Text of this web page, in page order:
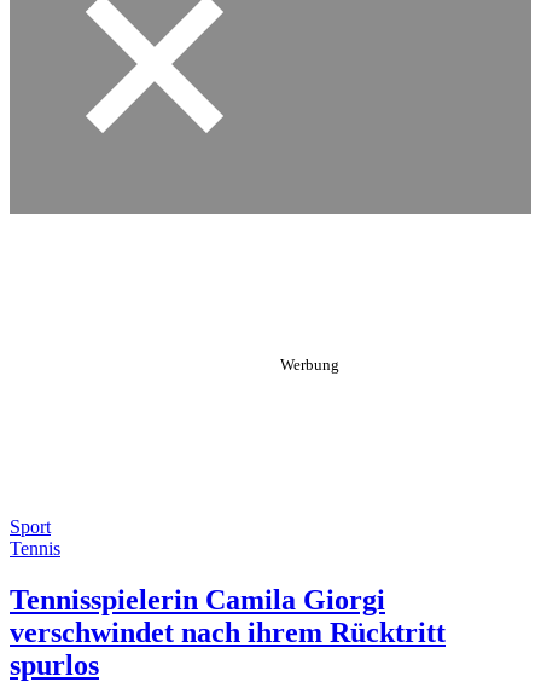
Sport
Tennis
Tennisspielerin Camila Giorgi
verschwindet nach ihrem Rücktritt
spurlos